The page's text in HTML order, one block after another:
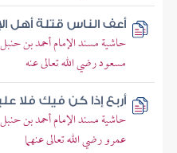
أعف الناس قتلة أهل
حاشية مسند الإمام أحمد بن
مسعود رضي الله تعالى عنه
أربع إذا كن فيك فلا
حاشية مسند الإمام أحمد بن
عمرو رضي الله تعالى عنهما